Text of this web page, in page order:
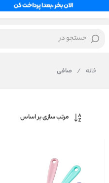
جستجو در
خانه / صافی
مرتب سازی بر اساس